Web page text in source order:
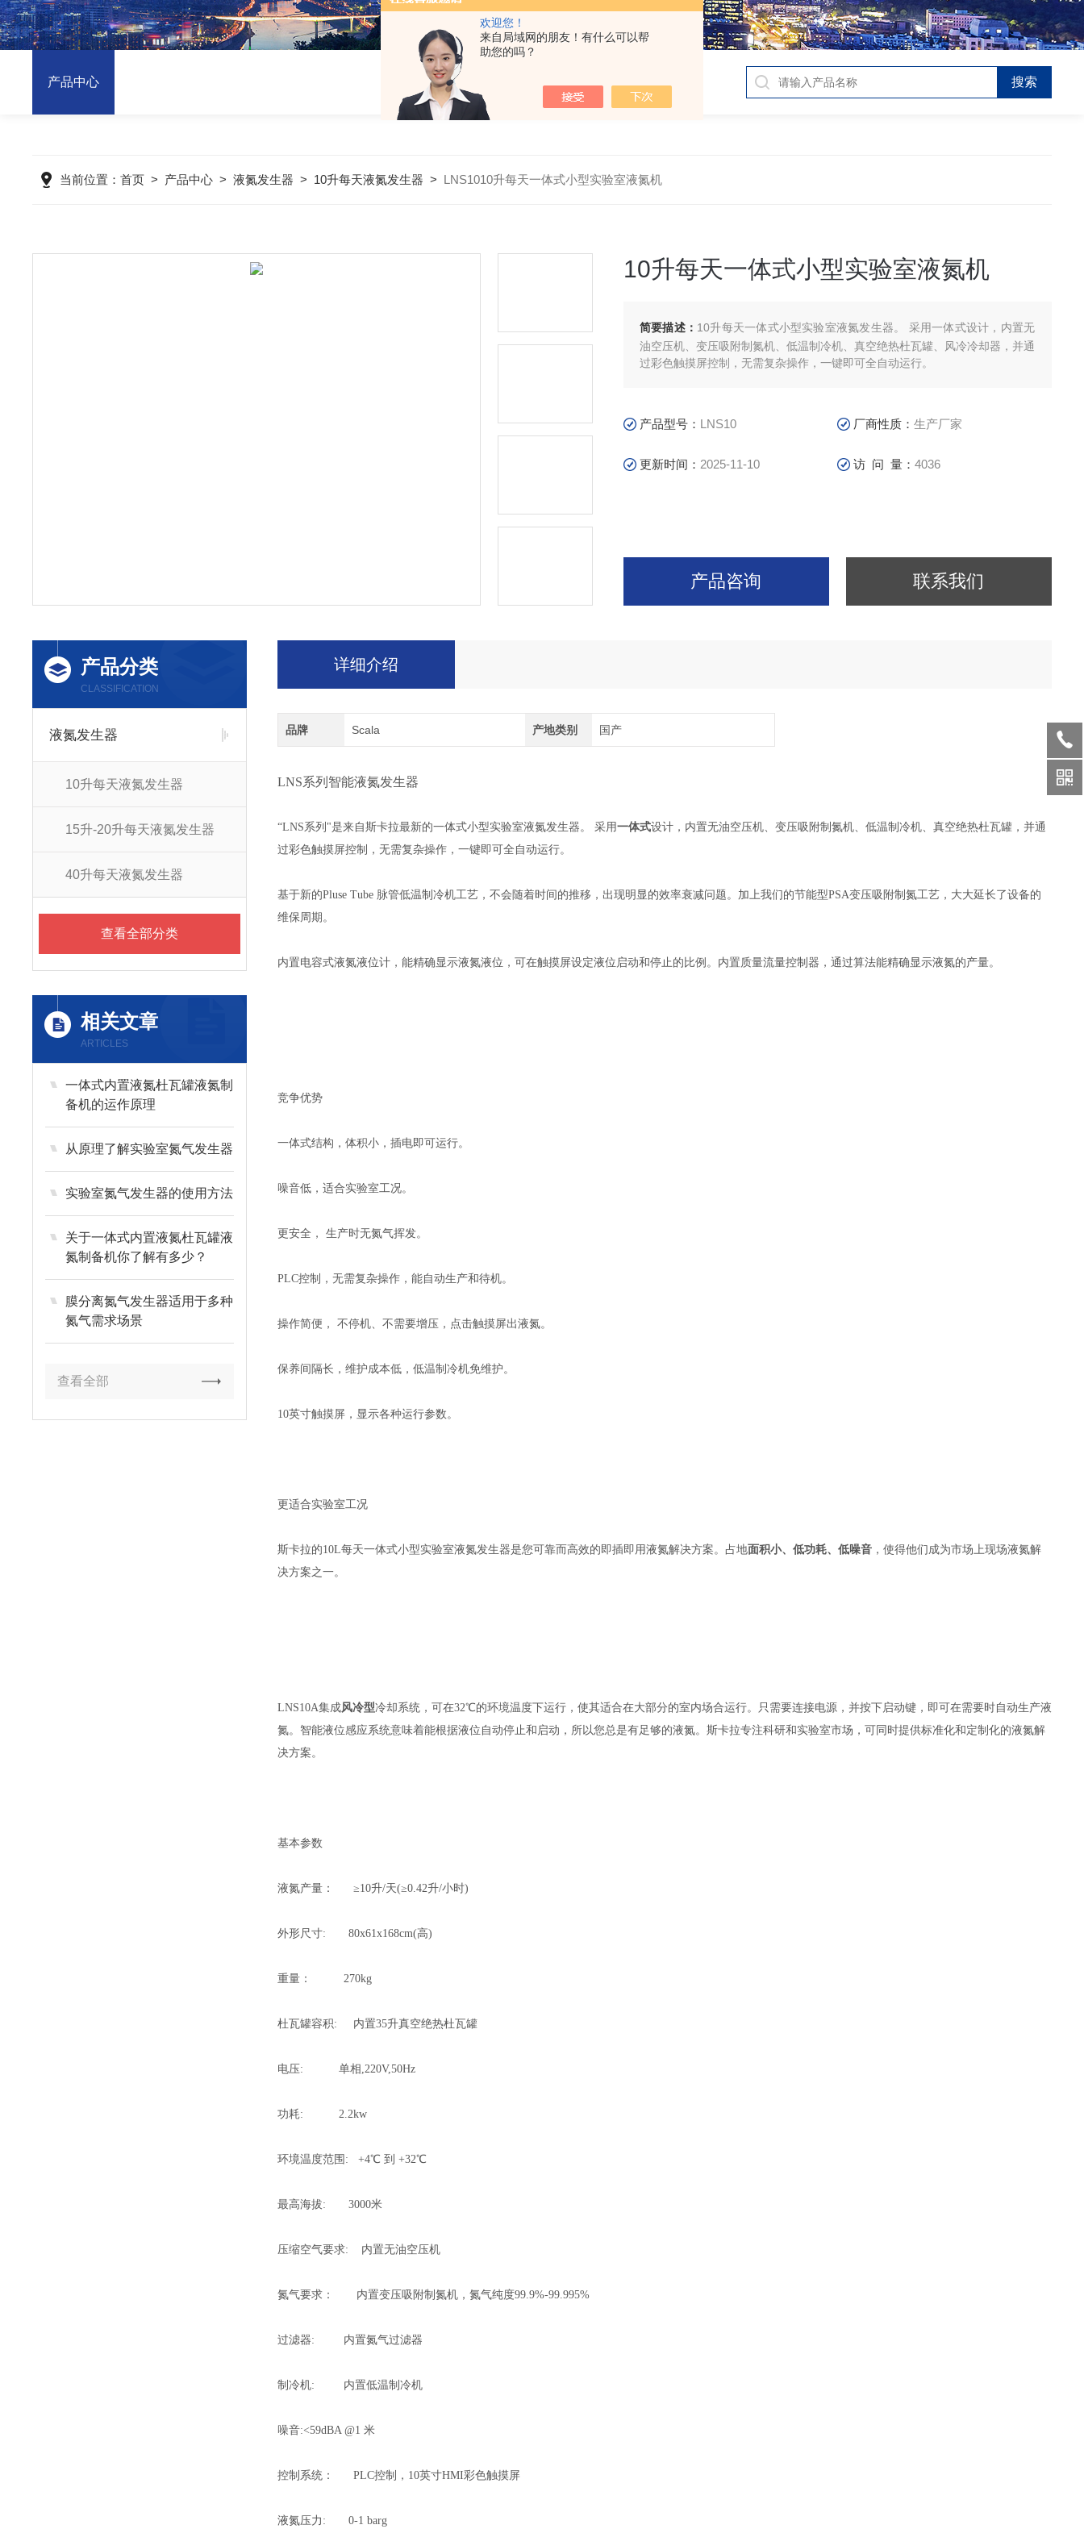
欢迎您！
来自局域网的朋友！有什么可以帮
助您的吗？
产品中心
当前位置：首页 > 产品中心 >液氮发生器 > 10升每天液氮发生器 > LNS1010升每天一体式小型实验室液氮机
10升每天一体式小型实验室液氮机
简要描述： 10升每天一体式小型实验室液氮发生器。 采用一体式设计，内置无
油空压机、变压吸附制氮机、低温制冷机、真空绝热杜瓦罐、风冷冷却器，并通
过彩色触摸屏控制，无需复杂操作，一键即可全自动运行。
产品型号： LNS10 厂商性质：生产厂家
更新时间： 2025-11-10 访 问 量：4036
产品咨询 联系我们
产品分类
CLASSIFICATION
液氮发生器
10升每天液氮发生器
15升-20升每天液氮发生器
40升每天液氮发生器
查看全部分类
相关文章
ARTICLES
一体式内置液氮杜瓦罐液氮制
备机的运作原理
从原理了解实验室氮气发生器
实验室氮气发生器的使用方法
关于一体式内置液氮杜瓦罐液
氮制备机你了解有多少？
膜分离氮气发生器适用于多种
氮气需求场景
查看全部
详细介绍
品牌 Scala 产地类别 国产
LNS系列智能液氮发生器
“LNS系列"是来自斯卡拉最新的一体式小型实验室液氮发生器。 采用一体式设计，内置无油空压机、变压吸附制氮机、低温制冷机、真空绝热杜瓦罐，并通
过彩色触摸屏控制，无需复杂操作，一键即可全自动运行。
基于新的Pluse Tube 脉管低温制冷机工艺，不会随着时间的推移，出现明显的效率衰减问题。加上我们的节能型PSA变压吸附制氮工艺，大大延长了设备的
维保周期。
内置电容式液氮液位计，能精确显示液氮液位，可在触摸屏设定液位启动和停止的比例。内置质量流量控制器，通过算法能精确显示液氮的产量。
竞争优势
一体式结构，体积小，插电即可运行。
噪音低，适合实验室工况。
更安全， 生产时无氮气挥发。
PLC控制，无需复杂操作，能自动生产和待机。
操作简便， 不停机、不需要增压，点击触摸屏出液氮。
保养间隔长，维护成本低，低温制冷机免维护。
10英寸触摸屏，显示各种运行参数。
更适合实验室工况
斯卡拉的10L每天一体式小型实验室液氮发生器是您可靠而高效的即插即用液氮解决方案。占地面积小、低功耗、低噪音，使得他们成为市场上现场液氮解
决方案之一。
LNS10A集成风冷型冷却系统，可在32℃的环境温度下运行，使其适合在大部分的室内场合运行。只需要连接电源，并按下启动键，即可在需要时自动生产液
氮。智能液位感应系统意味着能根据液位自动停止和启动，所以您总是有足够的液氮。斯卡拉专注科研和实验室市场，可同时提供标准化和定制化的液氮解
决方案。
基本参数
液氮产量： ≥10升/天(≥0.42升/小时)
外形尺寸: 80x61x168cm(高)
重量： 270kg
杜瓦罐容积: 内置35升真空绝热杜瓦罐
电压: 单相,220V,50Hz
功耗: 2.2kw
环境温度范围: +4℃ 到 +32℃
最高海拔: 3000米
压缩空气要求: 内置无油空压机
氮气要求： 内置变压吸附制氮机，氮气纯度99.9%-99.995%
过滤器: 内置氮气过滤器
制冷机: 内置低温制冷机
噪音:<59dBA @1 米
控制系统： PLC控制，10英寸HMI彩色触摸屏
液氮压力: 0-1 barg